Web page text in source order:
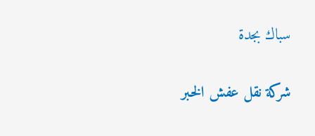
سباك بجدة
شركة نقل عفش الخبر